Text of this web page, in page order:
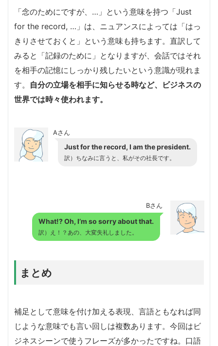
「念のためにですが、…」という意味を持つ「Just
for the record, …」は、ニュアンスによっては「はっ
きりさせておくと」という意味も持ちます。直訳して
みると「記録のために」となりますが、会話ではそれ
を相手の記憶にしっかり残したいという意識が現れま
す。 自分の立場を相手に知らせる時など、ビジネスの
世界では時々使われます。
Aさん
Just for the record, I am the president.
訳）ちなみに言うと、私がその社長です。
Bさん
What!? Oh, I’m so sorry about that.
訳）え！？あの、大変失礼しました。
まとめ
補足として意味を付け加える表現、言語ともなれば同
じような意味でも言い回しは複数あります。今回はビ
ジネスシーンで使うフレーズが多かったですね。口語